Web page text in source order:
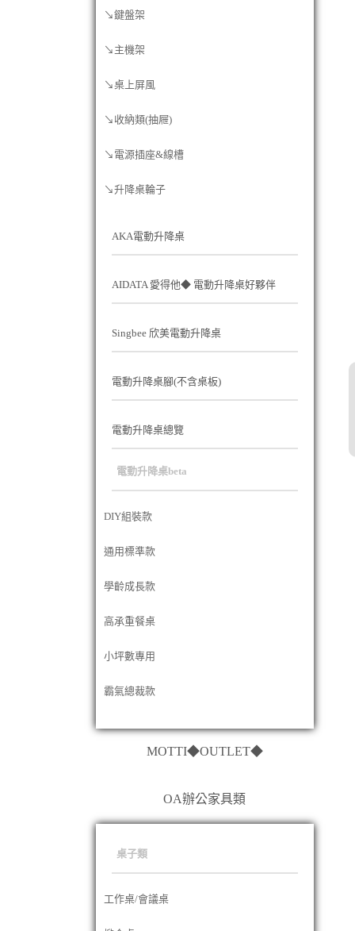
↘鍵盤架
↘主機架
↘桌上屏風
↘收納類(抽屜)
↘電源插座&線槽
↘升降桌輪子
AKA電動升降桌
AIDATA 愛得他◆ 電動升降桌好夥伴
Singbee 欣美電動升降桌
電動升降桌腳(不含桌板)
電動升降桌總覽
電動升降桌beta
DIY組裝款
通用標準款
學齡成長款
高承重餐桌
小坪數專用
霸氣總裁款
MOTTI◆OUTLET◆
OA辦公家具類
桌子類
工作桌/會議桌